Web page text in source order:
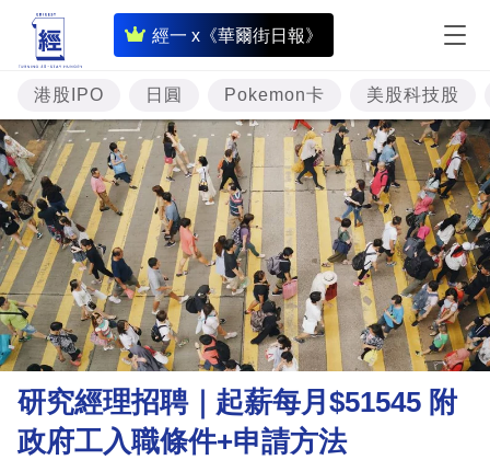
經一 x《華爾街日報》
即
時
財
經
專
題
投
資
樓
市
理
財
商
港股IPO 日圓 Pokemon卡 美股科技股
研究經理招聘｜起薪每月$51545 附
政府工入職條件+申請方法